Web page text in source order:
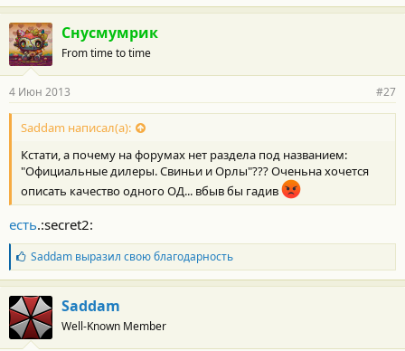
Снусмумрик
From time to time
4 Июн 2013 #27
Saddam написал(а):
Кстати, а почему на форумах нет раздела под названием:
"Официальные дилеры. Свиньи и Орлы"??? Оченьна хочется
описать качество одного ОД... вбыв бы гадив
есть.:secret2:
Б
л
а
г
о
д
а
Saddamвыразил свою благодарность
Saddam
Well-Known Member